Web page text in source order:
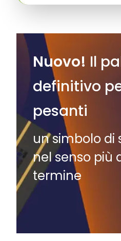
Nuovo! Il
definitivo
pesanti
un simbolo di
nel senso più
termine